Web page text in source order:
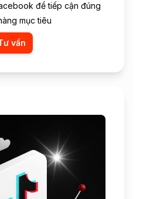
để tiếp cận đúng
mục tiêu
vấn